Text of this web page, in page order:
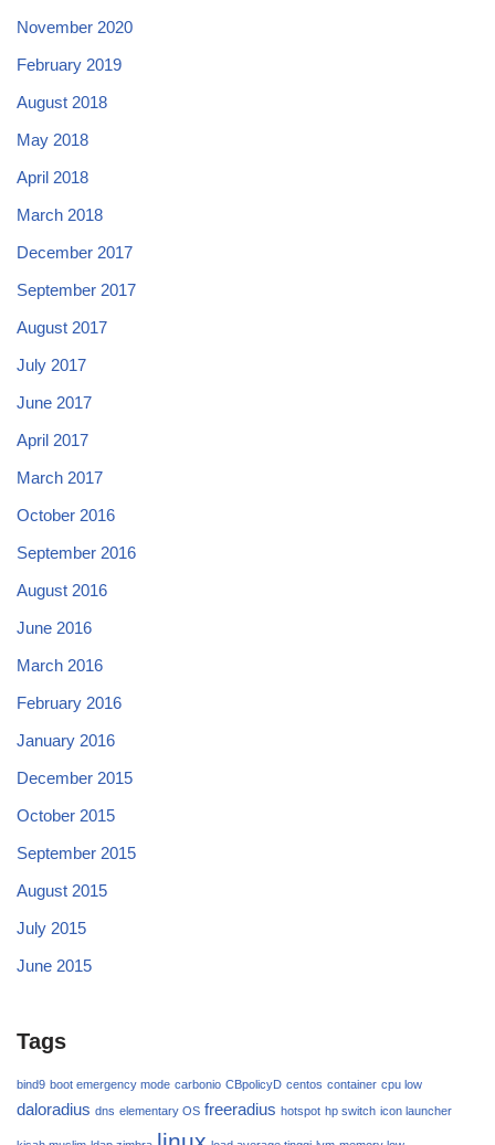
November 2020
February 2019
August 2018
May 2018
April 2018
March 2018
December 2017
September 2017
August 2017
July 2017
June 2017
April 2017
March 2017
October 2016
September 2016
August 2016
June 2016
March 2016
February 2016
January 2016
December 2015
October 2015
September 2015
August 2015
July 2015
June 2015
Tags
bind9 boot emergency mode carbonio CBpolicyD centos container cpu low
daloradius dns elementary OS freeradius hotspot hp switch icon launcher